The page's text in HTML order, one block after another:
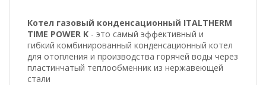
Котел газовый конденсационный ITALTHERM
TIME POWER K - это самый эффективный и
гибкий комбинированный конденсационный котел
для отопления и производства горячей воды через
пластинчатый теплообменник из нержавеющей
стали